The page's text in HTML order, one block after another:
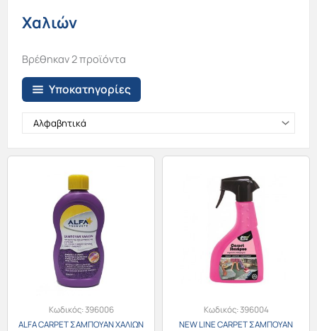
Χαλιών
Υποκατηγορίες
Βρέθηκαν 2 προϊόντα
Κωδικός:396006
ALFA CARPET ΣΑΜΠΟΥΑΝ ΧΑΛΙΩΝ
Κωδικός:396004
NEW LINE CARPET ΣΑΜΠΟΥΑΝ